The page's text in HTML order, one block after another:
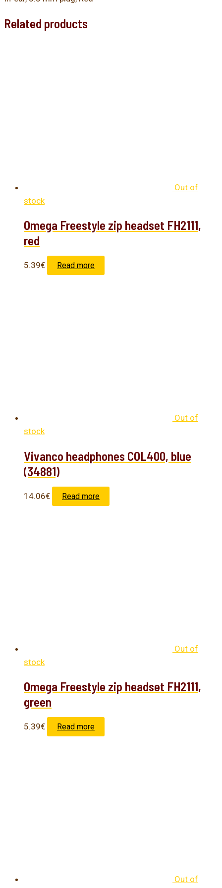
Related products
Out of
stock
Omega Freestyle zip headset FH2111,
red
5.39€ Read more
Out of
stock
Vivanco headphones COL400, blue
(34881)
14.06€ Read more
Out of
stock
Omega Freestyle zip headset FH2111,
green
5.39€ Read more
Out of